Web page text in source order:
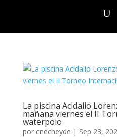
La piscina Acidalio
mañana viernes el II
waterpolo
por cnecheyde | Sep 23,